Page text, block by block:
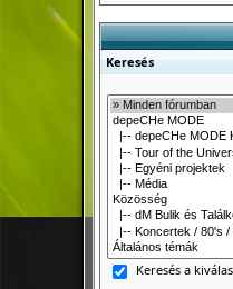
Keresés
Keresés a